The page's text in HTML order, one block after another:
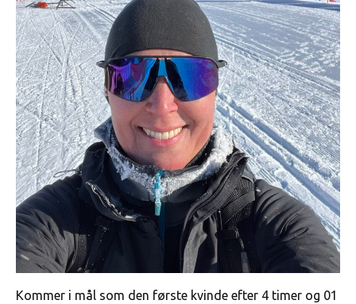
Kommer i mål som den første kvinde efter 4 timer og 01